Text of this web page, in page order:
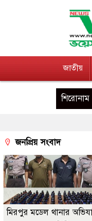
জাতীয়
শিরোনাম
জনপ্রিয় সংবাদ
মিরপুর মডেল থানার